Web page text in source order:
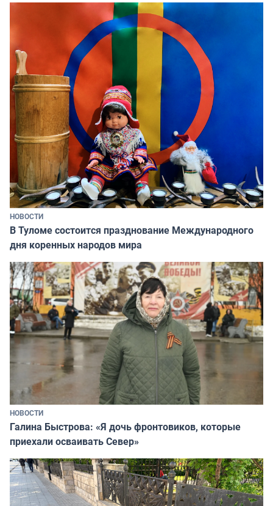
НОВОСТИ
В Туломе состоится празднование Международного
дня коренных народов мира
НОВОСТИ
Галина Быстрова: «Я дочь фронтовиков, которые
приехали осваивать Север»